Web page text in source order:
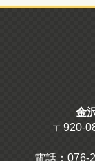
金
〒920-
電話：076-